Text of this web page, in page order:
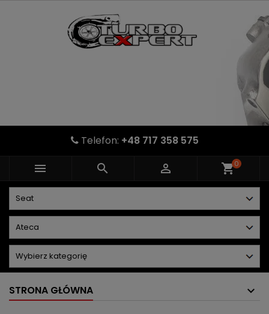
Telefon: +48 717 358 575
   shopping_cart0
STRONA GŁÓWNA